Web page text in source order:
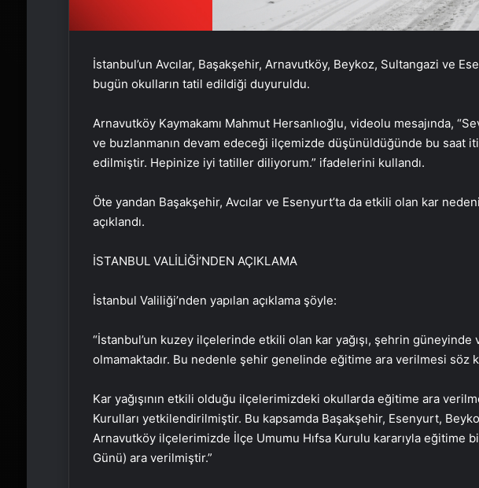
İstanbul’un Avcılar, Başakşehir, Arnavutköy, Beykoz, Sultangazi ve
bugün okulların tatil edildiği duyuruldu.
Arnavutköy Kaymakamı Mahmut Hersanlıoğlu, videolu mesajında,
ve buzlanmanın devam edeceği ilçemizde düşünüldüğünde bu saat
edilmiştir. Hepinize iyi tatiller diliyorum.” ifadelerini kullandı.
Öte yandan Başakşehir, Avcılar ve Esenyurt’ta da etkili olan kar
açıklandı.
İSTANBUL VALİLİĞİ’NDEN AÇIKLAMA
İstanbul Valiliği’nden yapılan açıklama şöyle:
“İstanbul’un kuzey ilçelerinde etkili olan kar yağışı, şehrin
olmamaktadır. Bu nedenle şehir genelinde eğitime ara verilmesi söz
Kar yağışının etkili olduğu ilçelerimizdeki okullarda eğitime ara
Kurulları yetkilendirilmiştir. Bu kapsamda Başakşehir, Esenyurt,
Arnavutköy ilçelerimizde İlçe Umumu Hıfsa Kurulu kararıyla eğitime
Günü) ara verilmiştir.”